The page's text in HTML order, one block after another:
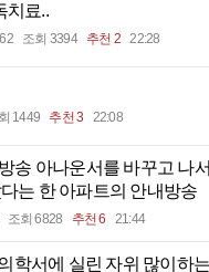
치료..
조회 3394 추천 2 22:28
1449 추천 3 22:08
송 아나운서를 바꾸고 나
는 한 아파트의 안내방송
조회 6828 추천 6 21:44
학서에 실린 자위 많이하